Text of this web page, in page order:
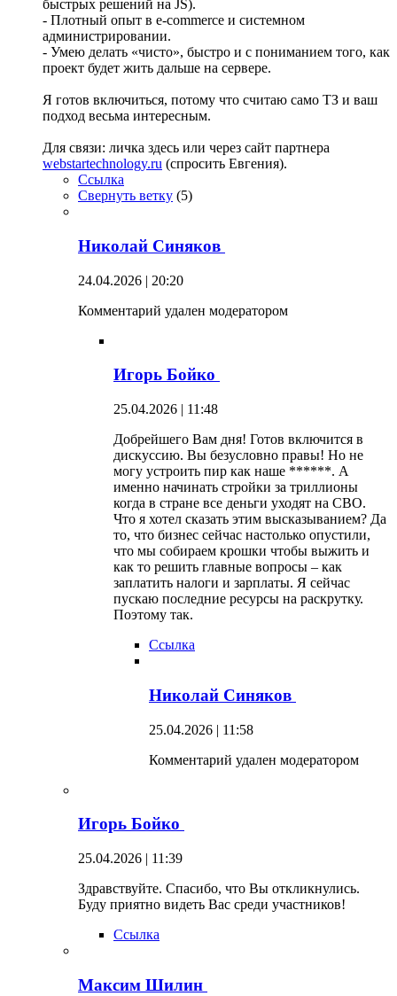
быстрых решений на JS).
- Плотный опыт в e-commerce и системном
администрировании.
- Умею делать «чисто», быстро и с пониманием того, как
проект будет жить дальше на сервере.
Я готов включиться, потому что считаю само ТЗ и ваш
подход весьма интересным.
Для связи: личка здесь или через сайт партнера
webstartechnology.ru (спросить Евгения).
Ссылка
Свернуть ветку (5)
Николай Синяков
24.04.2026 | 20:20
Комментарий удален модератором
Игорь Бойко
25.04.2026 | 11:48
Добрейшего Вам дня! Готов включится в
дискуссию. Вы безусловно правы! Но не
могу устроить пир как наше ******. А
именно начинать стройки за триллионы
когда в стране все деньги уходят на СВО.
Что я хотел сказать этим высказыванием? Да
то, что бизнес сейчас настолько опустили,
что мы собираем крошки чтобы выжить и
как то решить главные вопросы – как
заплатить налоги и зарплаты. Я сейчас
пускаю последние ресурсы на раскрутку.
Поэтому так.
Ссылка
Николай Синяков
25.04.2026 | 11:58
Комментарий удален модератором
Игорь Бойко
25.04.2026 | 11:39
Здравствуйте. Спасибо, что Вы откликнулись.
Буду приятно видеть Вас среди участников!
Ссылка
Максим Шилин